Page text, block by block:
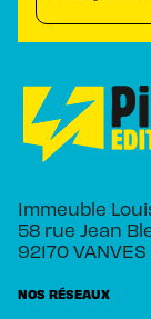
Immeuble
58 rue Jean
92170 VANVES
NOS RÉSEAUX